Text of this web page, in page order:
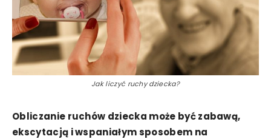
Jak liczyć ruchy dziecka?
Obliczanie ruchów dziecka może być zabawą,
ekscytacją i wspaniałym sposobem na